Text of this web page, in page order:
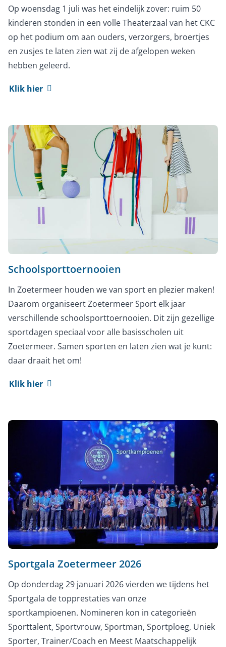
Op woensdag 1 juli was het eindelijk zover: ruim 50
kinderen stonden in een volle Theaterzaal van het CKC
op het podium om aan ouders, verzorgers, broertjes
en zusjes te laten zien wat zij de afgelopen weken
hebben geleerd.
Klik hier
Schoolsporttoernooien
In Zoetermeer houden we van sport en plezier maken!
Daarom organiseert Zoetermeer Sport elk jaar
verschillende schoolsporttoernooien. Dit zijn gezellige
sportdagen speciaal voor alle basisscholen uit
Zoetermeer. Samen sporten en laten zien wat je kunt:
daar draait het om!
Klik hier
Sportgala Zoetermeer 2026
Op donderdag 29 januari 2026 vierden we tijdens het
Sportgala de topprestaties van onze
sportkampioenen. Nomineren kon in categorieën
Sporttalent, Sportvrouw, Sportman, Sportploeg, Uniek
Sporter, Trainer/Coach en Meest Maatschappelijk